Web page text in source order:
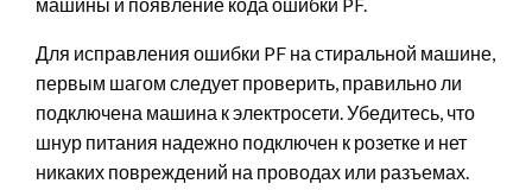
Для исправления ошибки PF на стиральной машине,
первым шагом следует проверить, правильно ли
подключена машина к электросети. Убедитесь, что
шнур питания надежно подключен к розетке и нет
никаких повреждений на проводах или разъемах.